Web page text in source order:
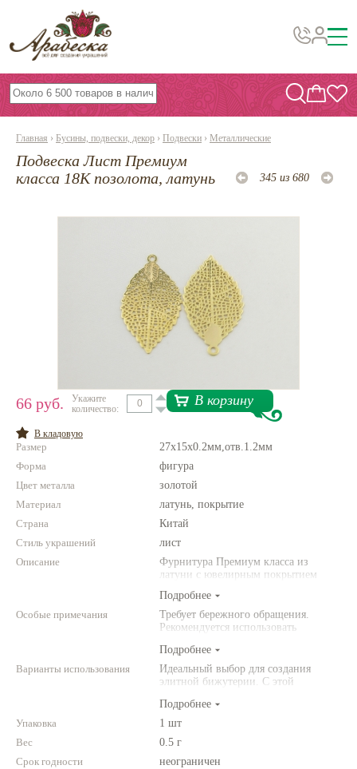
Бусины, подвески, декор
Бисер
Фурнитура
Эпоксидная смола
Шнуры, ленты, нитки
По темам и сезонам
Нетемнеющая фурнитура
Всё для вышивки
Проволока
Натуральные камни
Фотофорум
Главная › Бусины, подвески, декор › Подвески › Металлические
Подвеска Лист Премиум
класса 18К позолота, латунь
345 из 680
66 руб.
Укажите
количество:
В корзину
В кладовую
Размер
27х15х0.2мм,отв.1.2мм
Форма
фигура
Цвет металла
золотой
Материал
латунь, покрытие
Страна
Китай
Стиль украшений
лист
Описание
Фурнитура Премиум класса из
латуни с ювелирным покрытием
Подробнее
Особые примечания
Требует бережного обращения.
Рекомендуется использовать
американского производства).
Подробнее
Варианты использования
Идеальный выбор для создания
элитной бижутерии. С этой
выглядеть по-настоящему роскошно!
Подробнее
Упаковка
1 шт
Вес
0.5 г
Срок годности
неограничен